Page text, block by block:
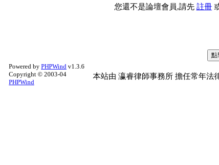
您還不是論壇會員,請先 註冊
Powered by PHPWind v1.3.6
Copyright © 2003-04
PHPWind
本站由 瀛睿律師事務所 擔任常年法